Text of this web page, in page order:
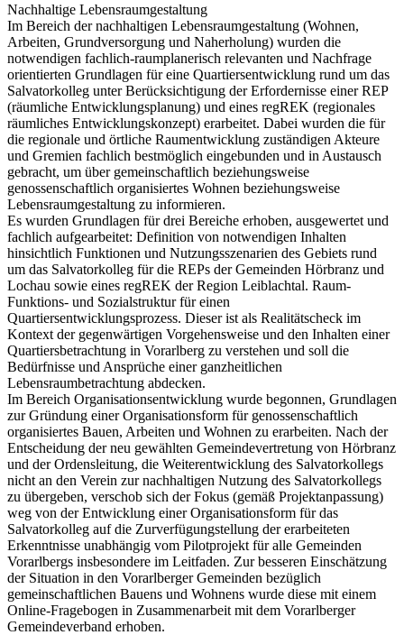
Nachhaltige Lebensraumgestaltung
Im Bereich der nachhaltigen Lebensraumgestaltung (Wohnen,
Arbeiten, Grundversorgung und Naherholung) wurden die
notwendigen fachlich-raumplanerisch relevanten und Nachfrage
orientierten Grundlagen für eine Quartiersentwicklung rund um das
Salvatorkolleg unter Berücksichtigung der Erfordernisse einer REP
(räumliche Entwicklungsplanung) und eines regREK (regionales
räumliches Entwicklungskonzept) erarbeitet. Dabei wurden die für
die regionale und örtliche Raumentwicklung zuständigen Akteure
und Gremien fachlich bestmöglich eingebunden und in Austausch
gebracht, um über gemeinschaftlich beziehungsweise
genossenschaftlich organisiertes Wohnen beziehungsweise
Lebensraumgestaltung zu informieren.
Es wurden Grundlagen für drei Bereiche erhoben, ausgewertet und
fachlich aufgearbeitet: Definition von notwendigen Inhalten
hinsichtlich Funktionen und Nutzungsszenarien des Gebiets rund
um das Salvatorkolleg für die REPs der Gemeinden Hörbranz und
Lochau sowie eines regREK der Region Leiblachtal. Raum-
Funktions- und Sozialstruktur für einen
Quartiersentwicklungsprozess. Dieser ist als Realitätscheck im
Kontext der gegenwärtigen Vorgehensweise und den Inhalten einer
Quartiersbetrachtung in Vorarlberg zu verstehen und soll die
Bedürfnisse und Ansprüche einer ganzheitlichen
Lebensraumbetrachtung abdecken.
Im Bereich Organisationsentwicklung wurde begonnen, Grundlagen
zur Gründung einer Organisationsform für genossenschaftlich
organisiertes Bauen, Arbeiten und Wohnen zu erarbeiten. Nach der
Entscheidung der neu gewählten Gemeindevertretung von Hörbranz
und der Ordensleitung, die Weiterentwicklung des Salvatorkollegs
nicht an den Verein zur nachhaltigen Nutzung des Salvatorkollegs
zu übergeben, verschob sich der Fokus (gemäß Projektanpassung)
weg von der Entwicklung einer Organisationsform für das
Salvatorkolleg auf die Zurverfügungstellung der erarbeiteten
Erkenntnisse unabhängig vom Pilotprojekt für alle Gemeinden
Vorarlbergs insbesondere im Leitfaden. Zur besseren Einschätzung
der Situation in den Vorarlberger Gemeinden bezüglich
gemeinschaftlichen Bauens und Wohnens wurde diese mit einem
Online-Fragebogen in Zusammenarbeit mit dem Vorarlberger
Gemeindeverband erhoben.